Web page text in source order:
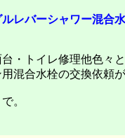
レバーシャワー混合
トイレ修理他色々と
合水栓の交換依頼
。